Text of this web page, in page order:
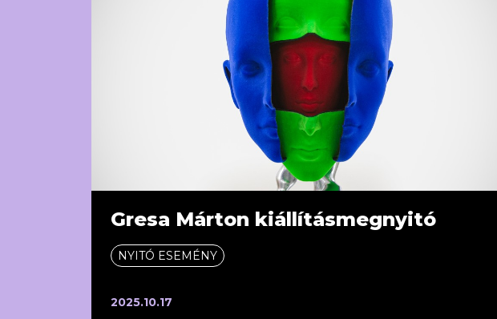
Gresa Márton kiállításmegnyitó
NYITÓ ESEMÉNY
2025.10.17